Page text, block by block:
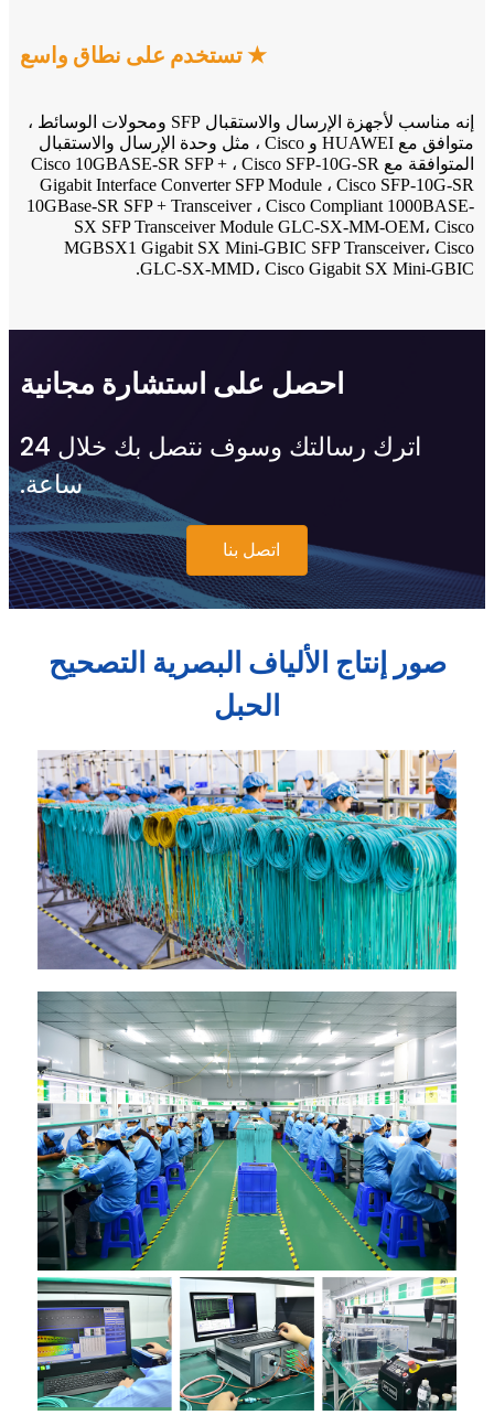
★ تستخدم على نطاق واسع
إنه مناسب لأجهزة الإرسال والاستقبال SFP ومحولات الوسائط ،
متوافق مع HUAWEI و Cisco ، مثل وحدة الإرسال والاستقبال
المتوافقة مع Cisco 10GBASE-SR SFP + ، Cisco SFP-10G-SR
Gigabit Interface Converter SFP Module ، Cisco SFP-10G-SR
10GBase-SR SFP + Transceiver ، Cisco Compliant 1000BASE-
SX SFP Transceiver Module GLC-SX-MM-OEM، Cisco
MGBSX1 Gigabit SX Mini-GBIC SFP Transceiver، Cisco
GLC-SX-MMD، Cisco Gigabit SX Mini-GBIC.
احصل على استشارة مجانية
اترك رسالتك وسوف نتصل بك خلال 24
ساعة.
اتصل بنا
صور إنتاج الألياف البصرية التصحيح
الحبل